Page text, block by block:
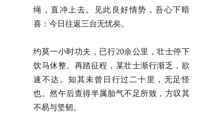
绳，直冲上去。见此良好情势，吾心下暗
喜：今日往返三台无忧矣。
约莫一小时功夫，已行20余公里，壮士停下
饮马休整。再踏征程，某壮士渐行渐乏，欲
速不达。知其未曾日行过二十里，无足怪
也。然午后查得半属胎气不足所致，方叹其
不易与坚韧。